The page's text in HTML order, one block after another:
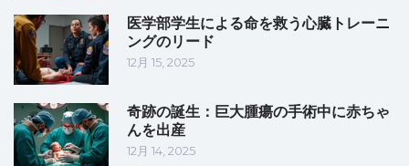
医学部学生による命を救う心臓トレーニ
ングのリード
12月 15, 2025
奇跡の誕生：巨大腫瘍の手術中に赤ちゃ
んを出産
12月 14, 2025